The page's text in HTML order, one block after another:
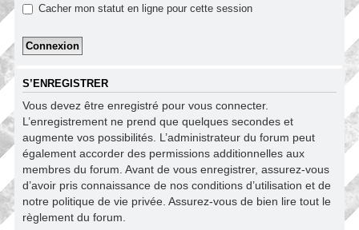
Cacher mon statut en ligne pour cette session
S’ENREGISTRER
Vous devez être enregistré pour vous connecter.
L’enregistrement ne prend que quelques secondes et
augmente vos possibilités. L’administrateur du forum peut
également accorder des permissions additionnelles aux
membres du forum. Avant de vous enregistrer, assurez-vous
d’avoir pris connaissance de nos conditions d’utilisation et de
notre politique de vie privée. Assurez-vous de bien lire tout le
règlement du forum.